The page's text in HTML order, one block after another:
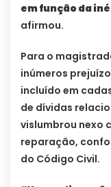
em função da
afirmou.
Para o
inúmeros
incluído em
de dívidas
vislumbrou nexo
reparação,
do Código Civil.